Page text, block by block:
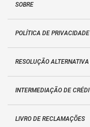
SOBRE
POLÍTICA DE PRIVACIDADE
RESOLUÇÃO
INTERMEDIAÇÃO DE
LIVRO DE RECLAMAÇÕES